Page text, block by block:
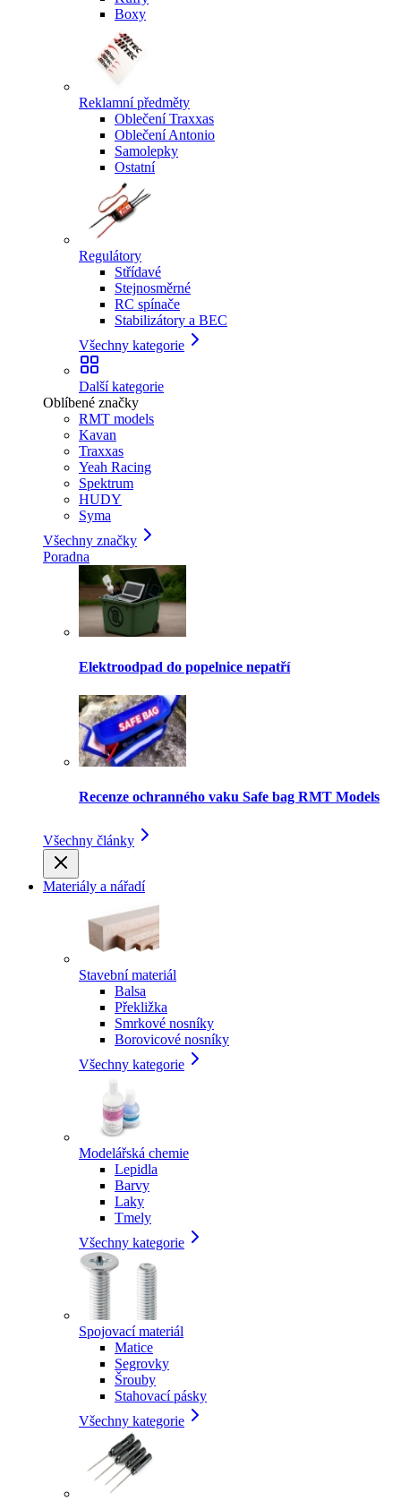
Boxy
Reklamní předměty
Oblečení Traxxas
Oblečení Antonio
Samolepky
Ostatní
Regulátory
Střídavé
Stejnosměrné
RC spínače
Stabilizátory a BEC
Všechny kategorie
Další kategorie
Oblíbené značky
RMT models
Kavan
Traxxas
Yeah Racing
Spektrum
HUDY
Syma
Všechny značky
Poradna
Elektroodpad do popelnice nepatří
Recenze ochranného vaku Safe bag RMT Models
Všechny články
Materiály a nářadí
Stavební materiál
Balsa
Překližka
Smrkové nosníky
Borovicové nosníky
Všechny kategorie
Modelářská chemie
Lepidla
Barvy
Laky
Tmely
Všechny kategorie
Spojovací materiál
Matice
Segrovky
Šrouby
Stahovací pásky
Všechny kategorie